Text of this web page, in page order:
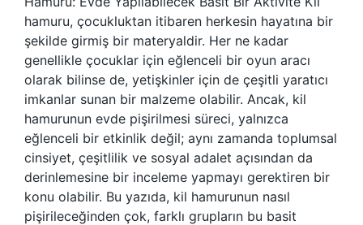
hamuru, çocukluktan itibaren herkesin hayatına bir
şekilde girmiş bir materyaldir. Her ne kadar
genellikle çocuklar için eğlenceli bir oyun aracı
olarak bilinse de, yetişkinler için de çeşitli yaratıcı
imkanlar sunan bir malzeme olabilir. Ancak, kil
hamurunun evde pişirilmesi süreci, yalnızca
eğlenceli bir etkinlik değil; aynı zamanda toplumsal
cinsiyet, çeşitlilik ve sosyal adalet açısından da
derinlemesine bir inceleme yapmayı gerektiren bir
konu olabilir. Bu yazıda, kil hamurunun nasıl
pişirileceğinden çok, farklı grupların bu basit